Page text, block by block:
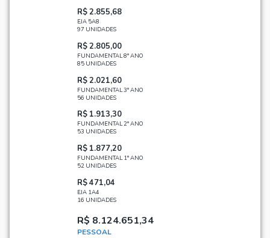
R$ 2.855,68
EJA 5A8
97 UNIDADES
R$ 2.805,00
FUNDAMENTAL 8° ANO
85 UNIDADES
R$ 2.021,60
FUNDAMENTAL 3° ANO
56 UNIDADES
R$ 1.913,30
FUNDAMENTAL 2° ANO
53 UNIDADES
R$ 1.877,20
FUNDAMENTAL 1° ANO
52 UNIDADES
R$ 471,04
EJA 1A4
16 UNIDADES
R$ 8.124.651,34
PESSOAL